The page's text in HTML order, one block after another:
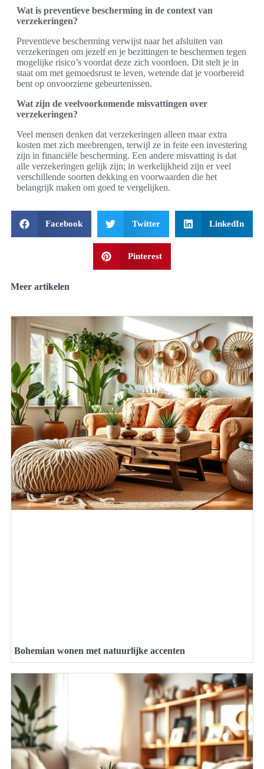
Wat is preventieve bescherming in de context van
verzekeringen?
Preventieve bescherming verwijst naar het afsluiten van
verzekeringen om jezelf en je bezittingen te beschermen tegen
mogelijke risico’s voordat deze zich voordoen. Dit stelt je in
staat om met gemoedsrust te leven, wetende dat je voorbereid
bent op onvoorziene gebeurtenissen.
Wat zijn de veelvoorkomende misvattingen over
verzekeringen?
Veel mensen denken dat verzekeringen alleen maar extra
kosten met zich meebrengen, terwijl ze in feite een investering
zijn in financiële bescherming. Een andere misvatting is dat
alle verzekeringen gelijk zijn; in werkelijkheid zijn er veel
verschillende soorten dekking en voorwaarden die het
belangrijk maken om goed te vergelijken.
Facebook Twitter LinkedIn
Pinterest
Meer artikelen
Bohemian wonen met natuurlijke accenten